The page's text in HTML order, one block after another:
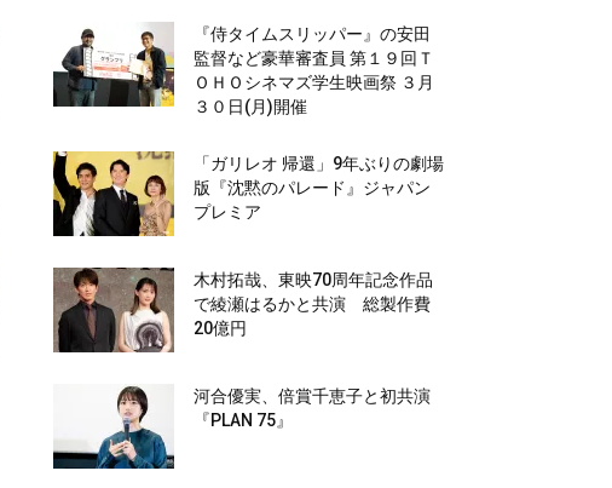
『侍タイムスリッパー』の安田
監督など豪華審査員 第１９回Ｔ
ＯＨＯシネマズ学生映画祭 ３月
３０日(月)開催
「ガリレオ 帰還」9年ぶりの劇場
版『沈黙のパレード』ジャパン
プレミア
木村拓哉、東映70周年記念作品
で綾瀬はるかと共演 総製作費
20億円
河合優実、倍賞千恵子と初共演
『PLAN 75』